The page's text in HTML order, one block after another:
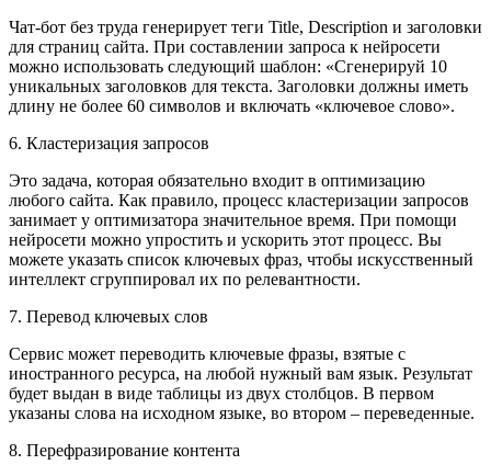
Чат-бот без труда генерирует теги Title, Description и заголовки
для страниц сайта. При составлении запроса к нейросети
можно использовать следующий шаблон: «Сгенерируй 10
уникальных заголовков для текста. Заголовки должны иметь
длину не более 60 символов и включать «ключевое слово».
6. Кластеризация запросов
Это задача, которая обязательно входит в оптимизацию
любого сайта. Как правило, процесс кластеризации запросов
занимает у оптимизатора значительное время. При помощи
нейросети можно упростить и ускорить этот процесс. Вы
можете указать список ключевых фраз, чтобы искусственный
интеллект сгруппировал их по релевантности.
7. Перевод ключевых слов
Сервис может переводить ключевые фразы, взятые с
иностранного ресурса, на любой нужный вам язык. Результат
будет выдан в виде таблицы из двух столбцов. В первом
указаны слова на исходном языке, во втором – переведенные.
8. Перефразирование контента